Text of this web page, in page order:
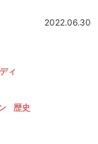
2022.06.30
ィ
歴史